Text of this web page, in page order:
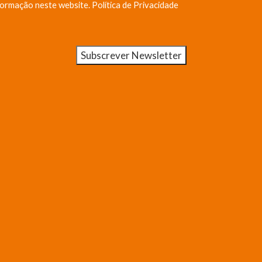
neste website. Política de Privacidade